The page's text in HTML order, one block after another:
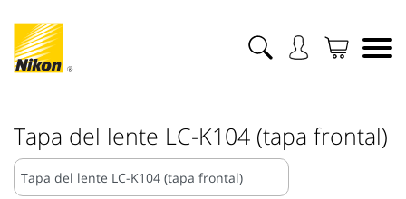
Tapa del lente LC-K104 (tapa frontal)